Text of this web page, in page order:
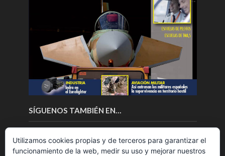
SÍGUENOS TAMBIÉN EN…
Utilizamos cookies propias y de terceros para garantizar el
funcionamiento de la web, medir su uso y mejorar nuestros